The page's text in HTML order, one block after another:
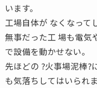
います。
工場自体が なくなって
無事だった工 場も電気
で設備を動かせない。
先ほどの ?火事場泥棒
も気落ちしてはいられま